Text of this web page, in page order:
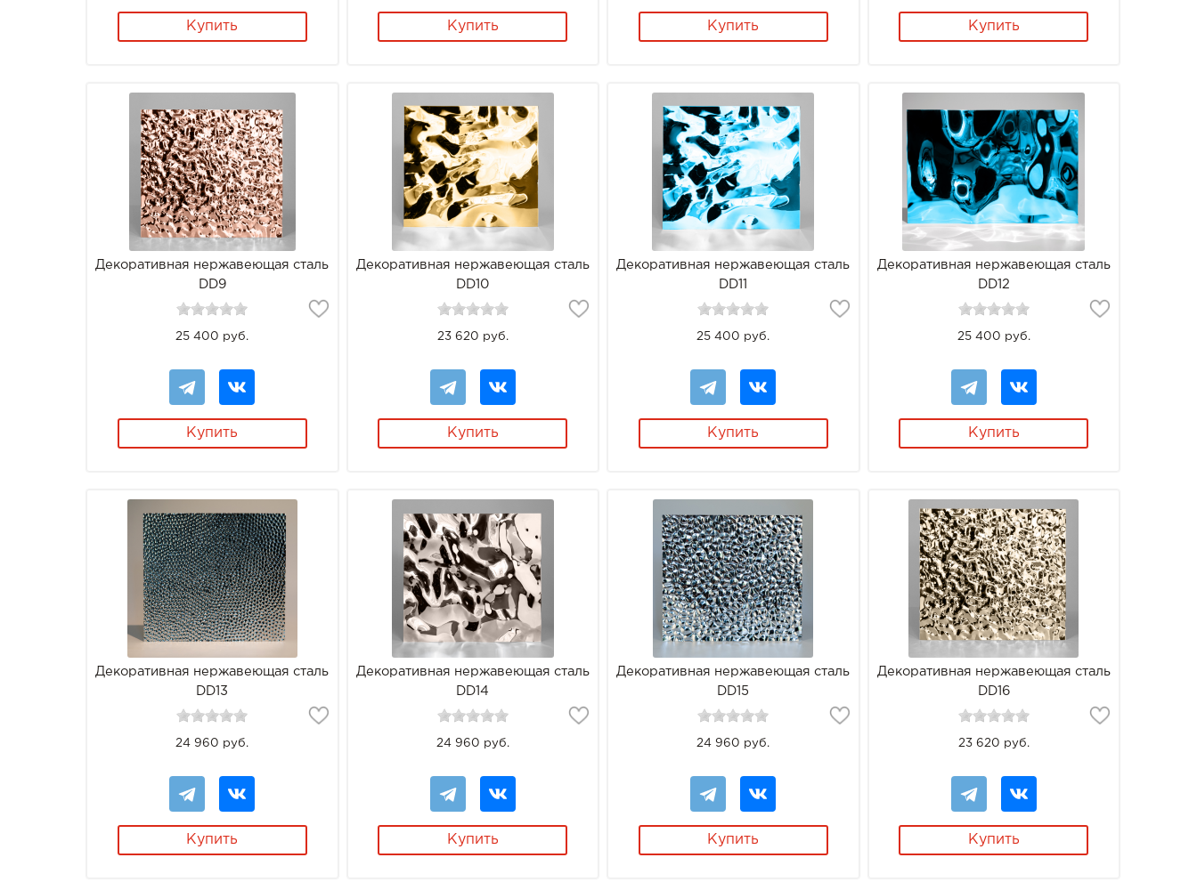
Купить Купить Купить Купить
Декоративная нержавеющая сталь
DD9
25 400 руб.
Купить
Декоративная нержавеющая сталь
DD10
23 620 руб.
Купить
Декоративная нержавеющая сталь
DD11
25 400 руб.
Купить
Декоративная нержавеющая сталь
DD12
25 400 руб.
Купить
Декоративная нержавеющая сталь
DD13
24 960 руб.
Купить
Декоративная нержавеющая сталь
DD14
24 960 руб.
Купить
Декоративная нержавеющая сталь
DD15
24 960 руб.
Купить
Декоративная нержавеющая сталь
DD16
23 620 руб.
Купить